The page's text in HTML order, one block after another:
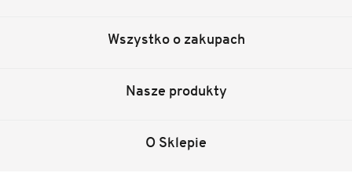
Wszystko o zakupach
Nasze produkty
O Sklepie